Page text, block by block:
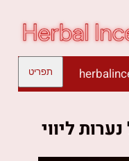
תפריט
ליווי